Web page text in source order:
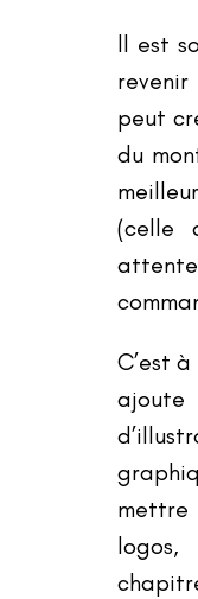
ll est
peut
du
(celle
C’est
ajoute
d’